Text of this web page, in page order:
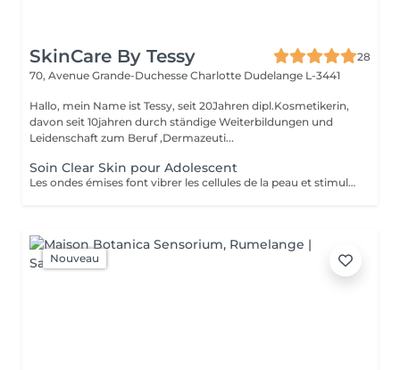
SkinCare By Tessy
28
70, Avenue Grande-Duchesse Charlotte Dudelange L-3441
Hallo, mein Name ist Tessy, seit 20Jahren dipl.Kosmetikerin,
davon seit 10jahren durch ständige Weiterbildungen und
Leidenschaft zum Beruf ,Dermazeuti...
Soin Clear Skin pour Adolescent
Les ondes émises font vibrer les cellules de la peau et stimulent ainsi les processus de rajeunissement, de régénération et de réparation de la peau. - Traitement adapté à chaque besoin de la peau - Ultrasons continus et pulsés - Traitement combiné par lumière LED - Micro-massage de la peau - Décongestionnant - Amélioration de l'absorption des principes actifs - Amélioration ciblée de l'aspect de la peau. - Réduction des rides et ridules - Renforcement des tissus - Réduction des signes du vieillissement chronologique de la peau
Nouveau